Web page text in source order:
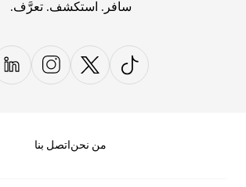
سافر. استكشف. تعرَّف.
من نحن اتصل بنا